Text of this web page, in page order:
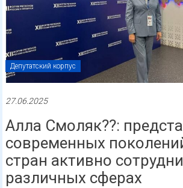
Депутатский корпус
27.06.2025
Алла Смоляк??:
современных
стран активно
различных сферах